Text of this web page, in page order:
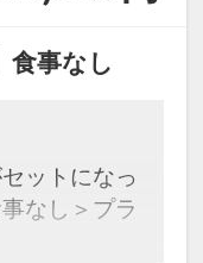
食事なし
ットになっ
なし＞プラ